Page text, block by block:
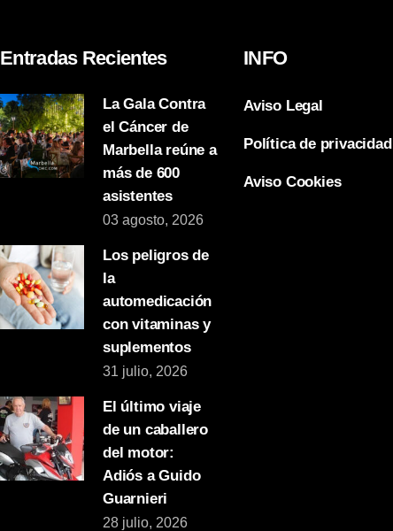
Entradas Recientes
La Gala Contra
el Cáncer de
Marbella reúne a
más de 600
asistentes
03 agosto, 2026
Los peligros de
la
automedicación
con vitaminas y
suplementos
31 julio, 2026
El último viaje
de un caballero
del motor:
Adiós a Guido
Guarnieri
28 julio, 2026
INFO
Aviso Legal
Política de privacidad
Aviso Cookies